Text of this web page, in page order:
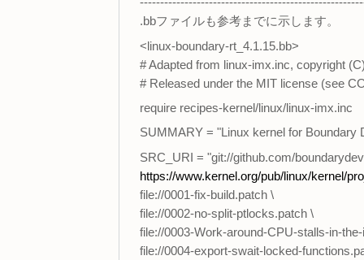
.bbファイルも参考までに示します。
<linux-boundary-rt_4.1.15.bb>
# Adapted from linux-imx.inc, copyright
# Released under the MIT license (see
require recipes-kernel/linux/linux-imx.inc
SUMMARY = "Linux kernel for Boundary
SRC_URI = "git://github.com/
https://www.kernel.org/pub/linux/kernel/
file://0001-fix-build.patch \
file://0002-no-split-ptlocks.patch \
file://0003-Work-around-CPU-stalls-in-
file://0004-export-swait-locked-